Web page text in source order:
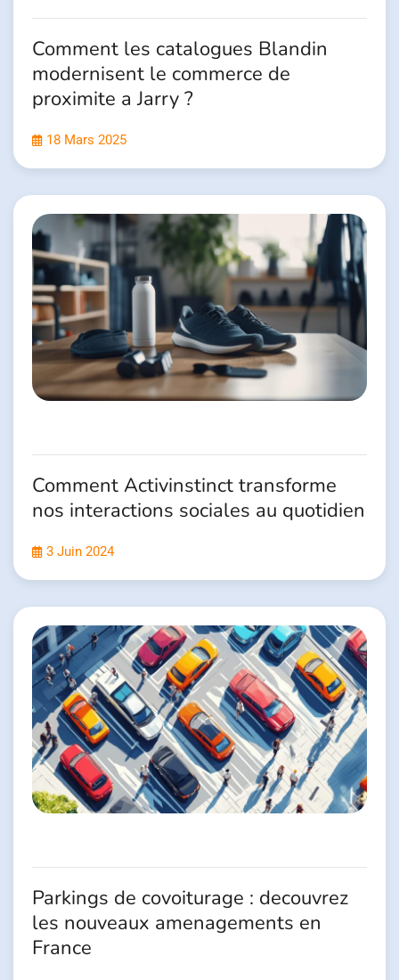
Comment les catalogues Blandin
modernisent le commerce de
proximite a Jarry ?
18 Mars 2025
Comment Activinstinct transforme
nos interactions sociales au quotidien
3 Juin 2024
Parkings de covoiturage : decouvrez
les nouveaux amenagements en
France